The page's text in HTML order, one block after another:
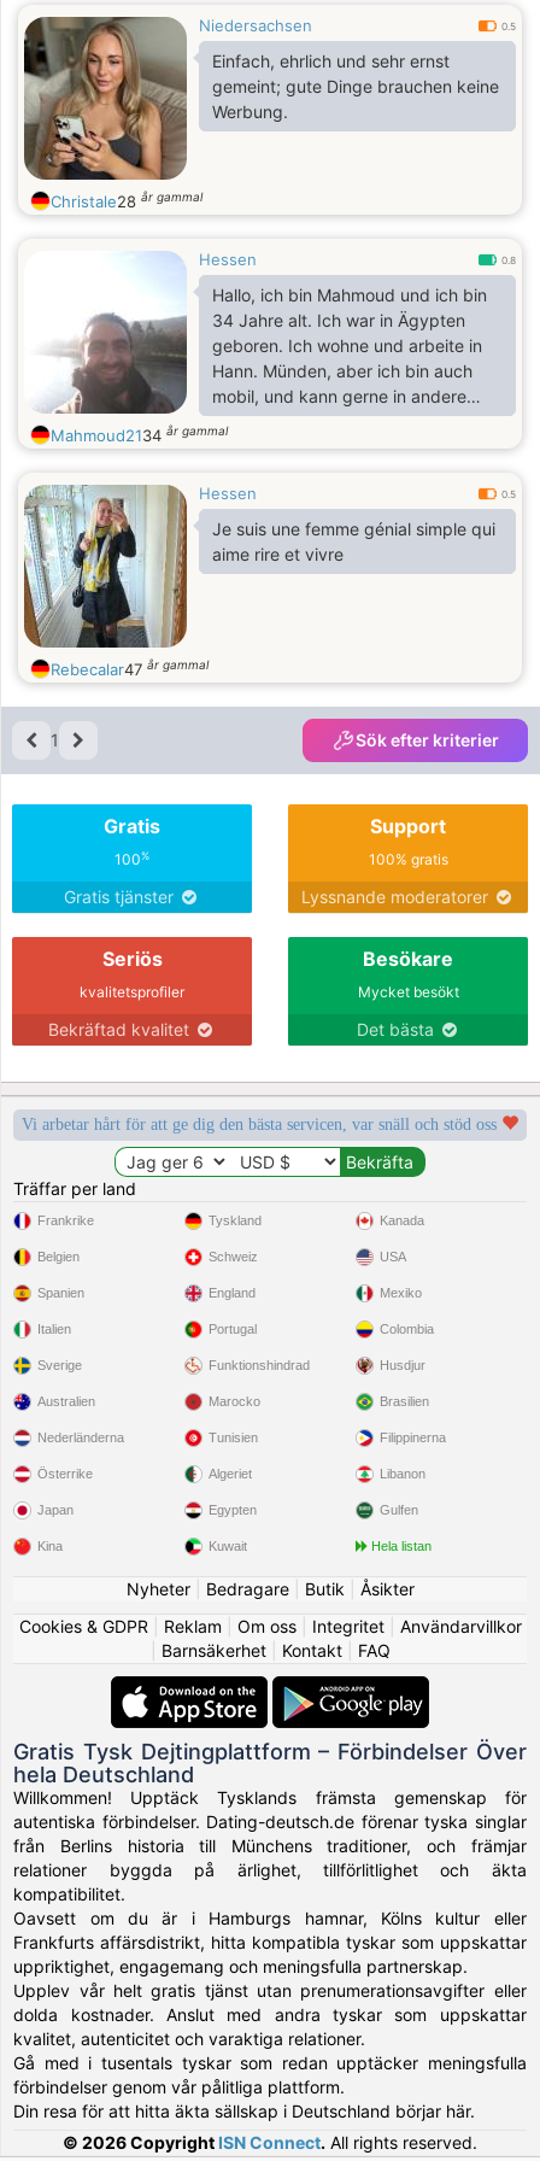
Niedersachsen 0.5
Einfach, ehrlich und sehr ernst
gemeint; gute Dinge brauchen keine
Werbung.
Christale28 år gammal
Hessen 0.8
Hallo, ich bin Mahmoud und ich bin
34 Jahre alt. Ich war in Ägypten
geboren. Ich wohne und arbeite in
Hann. Münden, aber ich bin auch
mobil, und kann gerne in andere
Stadt umziehen. Ich bin
bodenständig, romantisch und
Tiere, und ich versuche mich gesund
zu ernähren.
Mahmoud2134 år gammal
Hessen 0.5
Je suis une femme génial simple qui
aime rire et vivre
Rebecalar47 år gammal
1 Sök efter kriterier
Gratis
100%
Gratis tjänster
Support
100% gratis
Lyssnande moderatorer
Seriös
kvalitetsprofiler
Bekräftad kvalitet
Besökare
Mycket besökt
Det bästa
Vi arbetar hårt för att ge dig den bästa servicen, var snäll och stöd oss
Träffar per land
Frankrike
Belgien
Spanien
Italien
Sverige
Tyskland
Schweiz
England
Portugal
Funktionshindrad
Kanada
USA
Mexiko
Colombia
Husdjur
Australien
Nederländerna
Österrike
Japan
Kina
Marocko
Tunisien
Algeriet
Egypten
Kuwait
Brasilien
Filippinerna
Libanon
Gulfen
Hela listan
Nyheter| Bedragare| Butik
Åsikter
Cookies & GDPR
Reklam Om oss| Integritet| Användarvillkor
Barnsäkerhet| Kontakt| FAQ
Gratis Tysk Dejtingplattform – Förbindelser Över
hela Deutschland
Willkommen! Upptäck Tysklands främsta gemenskap för
autentiska förbindelser. Dating-deutsch.de förenar tyska singlar
från Berlins historia till Münchens traditioner, och främjar
relationer byggda på ärlighet, tillförlitlighet och äkta
kompatibilitet.
Oavsett om du är i Hamburgs hamnar, Kölns kultur eller
Frankfurts affärsdistrikt, hitta kompatibla tyskar som uppskattar
uppriktighet, engagemang och meningsfulla partnerskap.
Upplev vår helt gratis tjänst utan prenumerationsavgifter eller
dolda kostnader. Anslut med andra tyskar som uppskattar
kvalitet, autenticitet och varaktiga relationer.
Gå med i tusentals tyskar som redan upptäcker meningsfulla
förbindelser genom vår pålitliga plattform.
Din resa för att hitta äkta sällskap i Deutschland börjar här.
© 2026 Copyright ISN Connect. All rights reserved.